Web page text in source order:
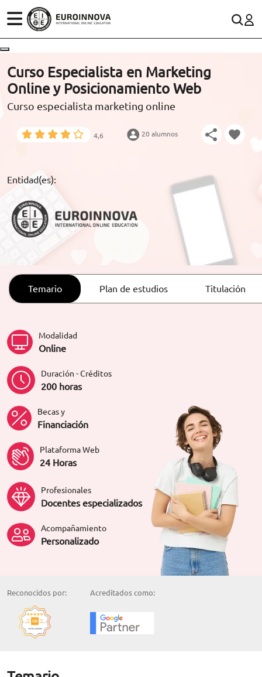
ESTUDIOS
CONOCE EUROINNOVA
RECURSOS EDUCATIVOS
ARTÍCULOS
(+34)958 050 200(gratuito en España)
900 831 200
formacion@euroinnova.com
TRABAJA CON NOSOTROS
Curso Especialista en Marketing
Online y Posicionamiento Web
Curso especialista marketing online
4,6 20 alumnos
Entidad(es):
Temario Plan de estudios Titulación
Modalidad
Online
Duración - Créditos
200 horas
Becas y
Financiación
Plataforma Web
24 Horas
Profesionales
Docentes especializados
Acompañamiento
Personalizado
Reconocidos por: Acreditados como: